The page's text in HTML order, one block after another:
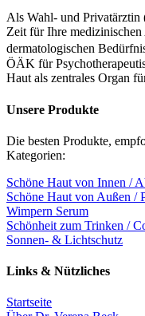
Als Wahl- und Privatärztin
Zeit für Ihre
dermatologischen
ÖÄK für
Haut als zentrales Organ
Unsere Produkte
Die besten Produkte,
Kategorien:
Schöne Haut von Innen /
Schöne Haut von Außen /
Wimpern Serum
Schönheit zum Trinken /
Sonnen- & Lichtschutz
Links & Nützliches
Startseite